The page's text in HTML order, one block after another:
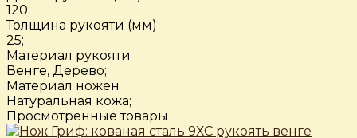
120;
Толщина рукояти (мм)
25;
Материал рукояти
Венге, Дерево;
Материал ножен
Натуральная кожа;
Просмотренные товары